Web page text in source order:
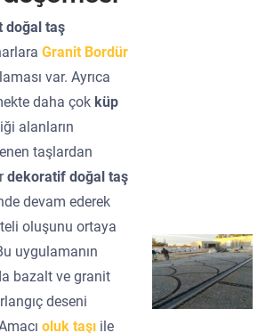
doğal taş
Granit Bordür
var. Ayrıca
daha çok küp
alanların
taşlardan
dekoratif doğal taş
devam ederek
oluşunu ortaya
uygulamanın
bazalt ve granit
deseni
oluk taşı ile